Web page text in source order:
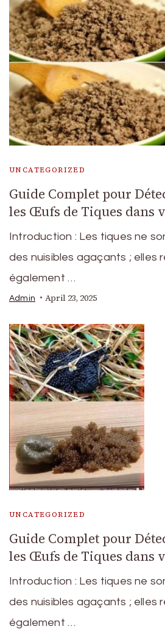
UNCATEGORIZED
Guide Complet pour
les Œufs de Tiques dans
Introduction : Les tiques ne
des nuisibles agaçants ; elles
également …
Admin April 23, 2025
UNCATEGORIZED
Guide Complet pour
les Œufs de Tiques dans
Introduction : Les tiques ne
des nuisibles agaçants ; elles
également …